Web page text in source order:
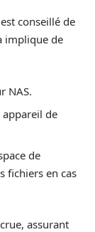
conseillé de
implique de
NAS.
appareil de
de
fichiers en cas
assurant